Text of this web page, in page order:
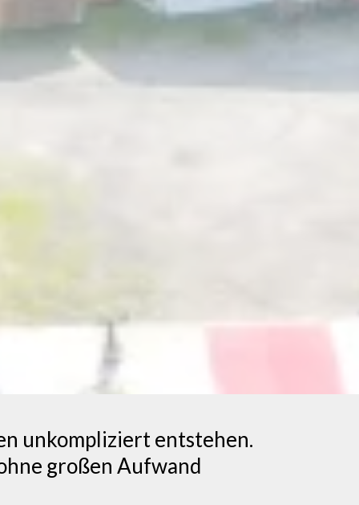
unkompliziert entstehen.
großen Aufwand